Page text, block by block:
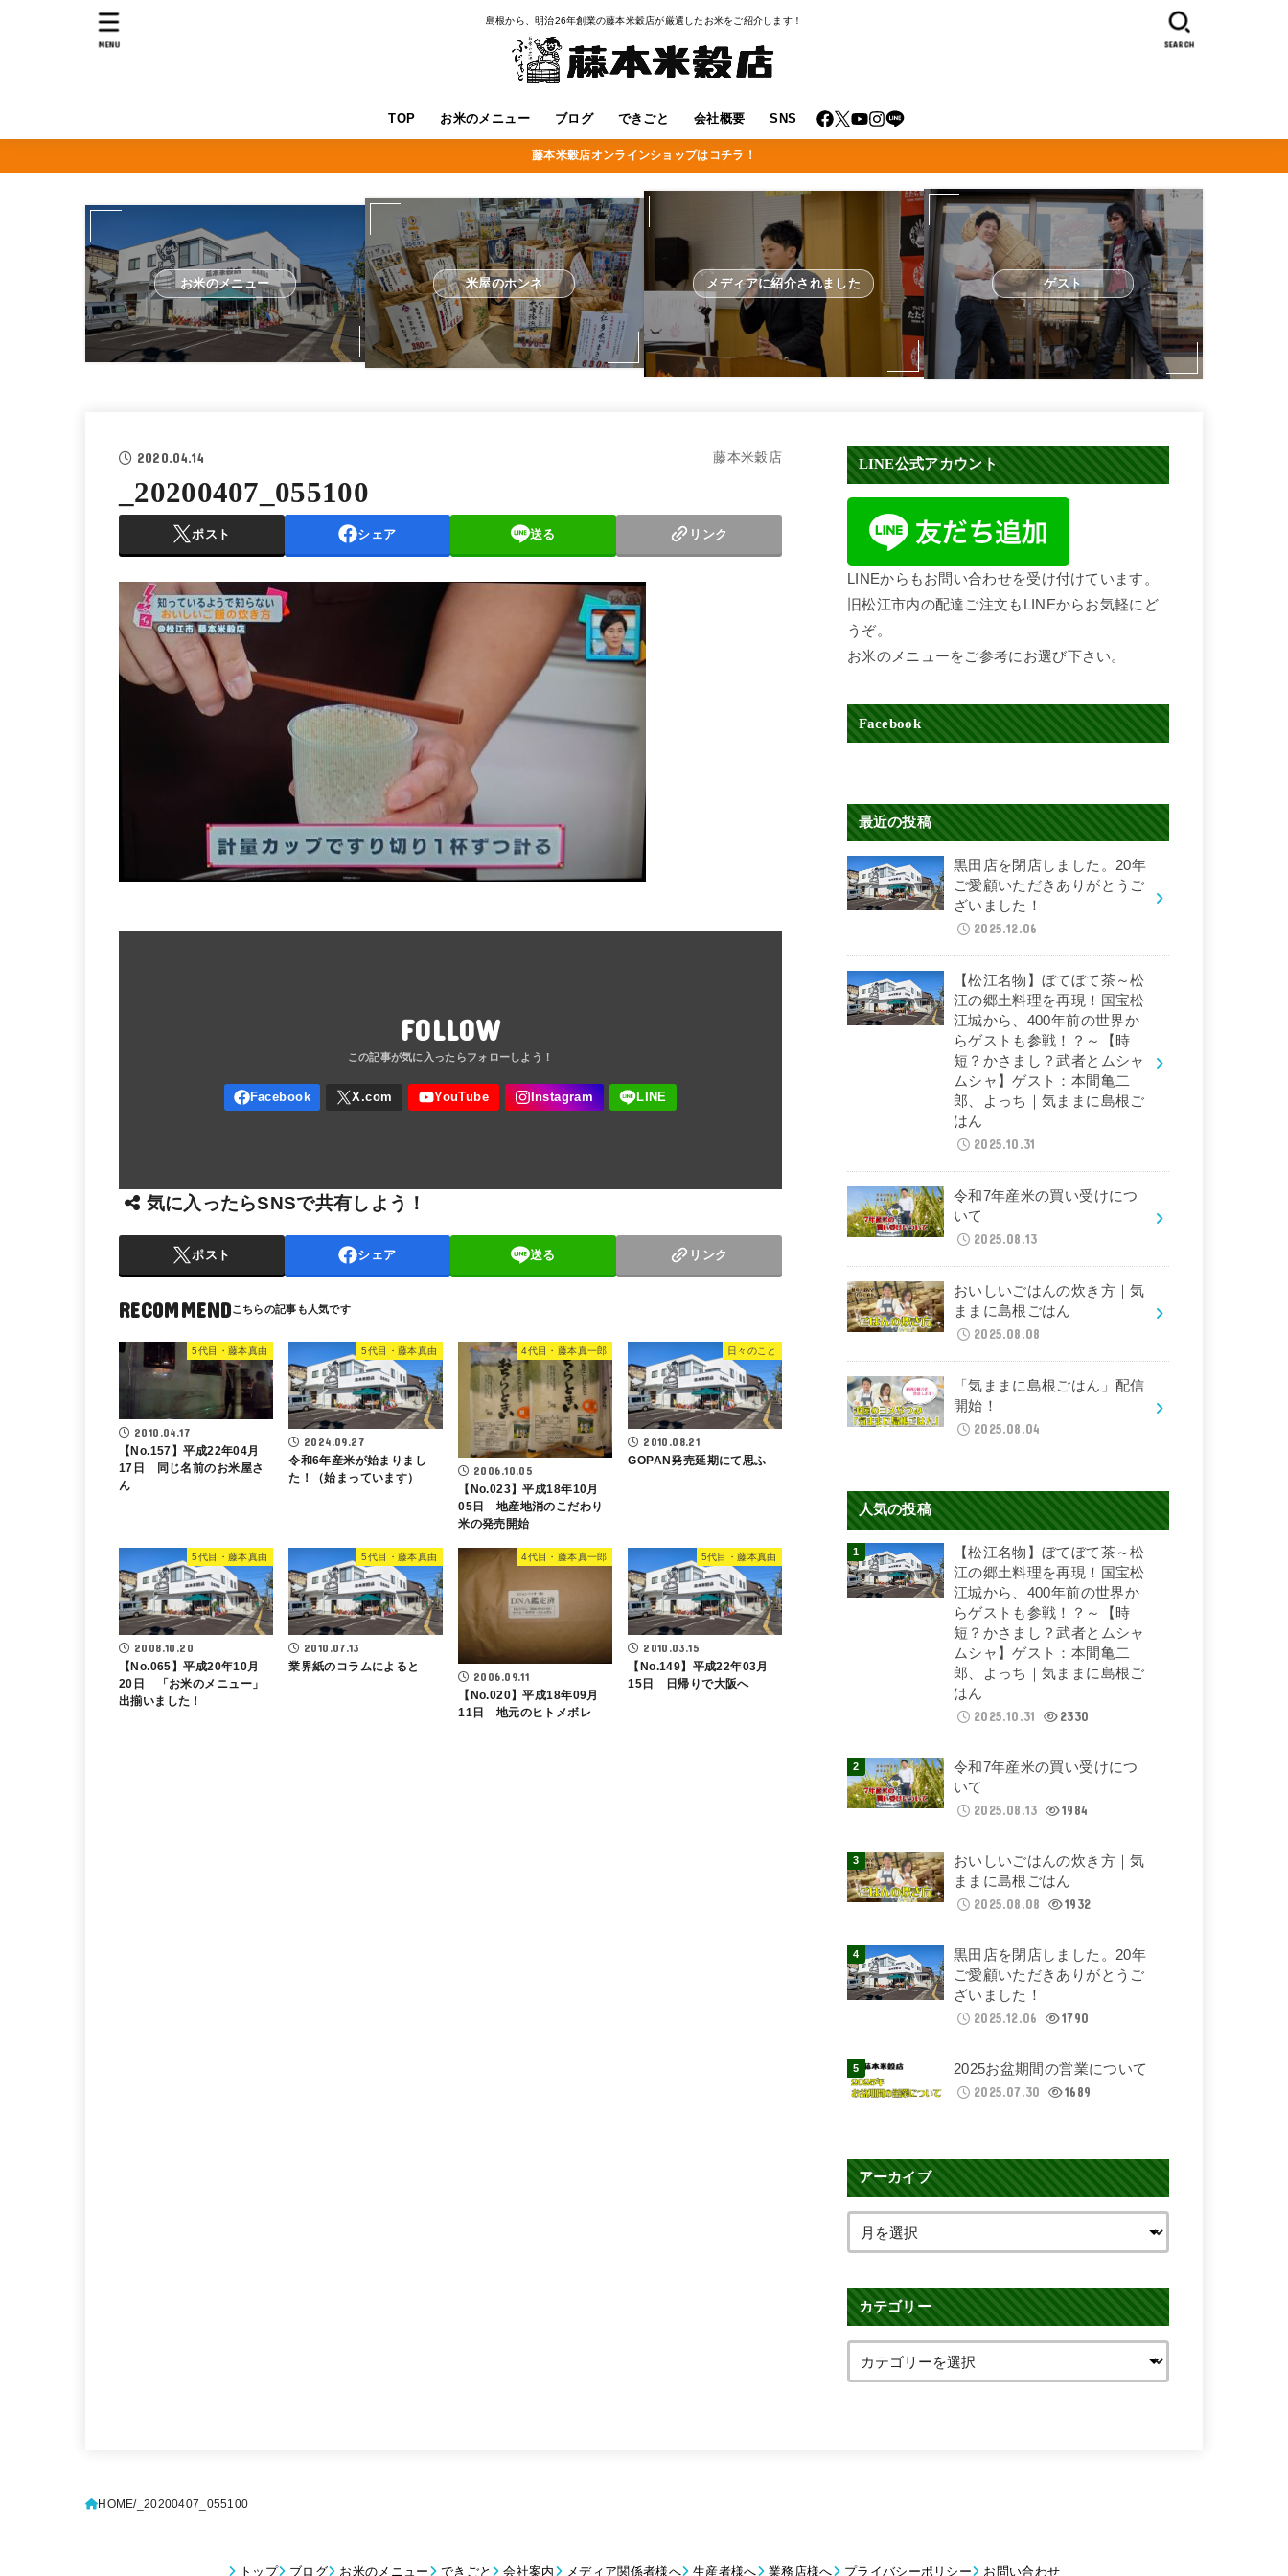
島根から、明治26年創業の藤本米穀店が厳選したお米をご紹介します！
TOP お米のメニュー ブログ できごと 会社概要 SNS
SEARCH
MENU
藤本米穀店オンラインショップはコチラ！
お米のメニュー 米屋のホンネ メディアに紹介されました ゲスト
2020.04.14 藤本米穀店
_20200407_055100
ポスト シェア 送る リンク
FOLLOW
気に入ったらSNSで共有しよう！
ポスト シェア 送る リンク
RECOMMEND
5代目・藤本真由
2010.04.17
【No.157】平成22年04月
17日 同じ名前のお米屋さ
ん
5代目・藤本真由
2024.09.27
令和6年産米が始まりまし
た！（始まっています）
4代目・藤本真一郎
2006.10.05
【No.023】平成18年10月
05日 地産地消のこだわり
米の発売開始
日々のこと
2010.08.21
GOPAN発売延期にて思ふ
5代目・藤本真由
2008.10.20
【No.065】平成20年10月
20日 「お米のメニュー」
出揃いました！
5代目・藤本真由
2010.07.13
業界紙のコラムによると
4代目・藤本真一郎
2006.09.11
【No.020】平成18年09月
11日 地元のヒトメボレ
5代目・藤本真由
2010.03.15
【No.149】平成22年03月
15日 日帰りで大阪へ
LINE公式アカウント
LINEからもお問い合わせを受け付けています。
旧松江市内の配達ご注文もLINEからお気軽にど
うぞ。
お米のメニューをご参考にお選び下さい。
Facebook
最近の投稿
黒田店を閉店しました。20年
ご愛顧いただきありがとうご
ざいました！
2025.12.06
【松江名物】ぼてぼて茶～松
江の郷土料理を再現！国宝松
江城から、400年前の世界か
らゲストも参戦！？～【時
短？かさまし？武者とムシャ
ムシャ】ゲスト：本間亀二
郎、よっち｜気ままに島根ご
はん
2025.10.31
令和7年産米の買い受けにつ
いて
2025.08.13
おいしいごはんの炊き方｜気
ままに島根ごはん
2025.08.08
「気ままに島根ごはん」配信
開始！
2025.08.04
人気の投稿
【松江名物】ぼてぼて茶～松
江の郷土料理を再現！国宝松
江城から、400年前の世界か
らゲストも参戦！？～【時
短？かさまし？武者とムシャ
ムシャ】ゲスト：本間亀二
郎、よっち｜気ままに島根ご
はん
2025.10.31
2330
令和7年産米の買い受けにつ
いて
2025.08.13
1984
おいしいごはんの炊き方｜気
ままに島根ごはん
2025.08.08
1932
黒田店を閉店しました。20年
ご愛顧いただきありがとうご
ざいました！
2025.12.06
1790
2025お盆期間の営業について
2025.07.30
1689
アーカイブ
カテゴリー
HOME _20200407_055100
トップ ブログ お米のメニュー できごと 会社案内 メディア関係者様へ 生産者様へ 業務店様へ プライバシーポリシー お問い合わせ